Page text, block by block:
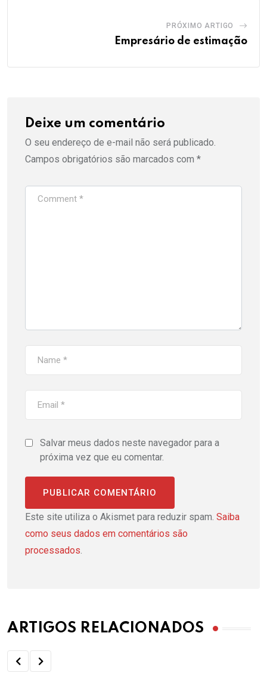
PRÓXIMO ARTIGO
Empresário de estimação
Deixe um comentário
O seu endereço de e-mail não será publicado.
Campos obrigatórios são marcados com *
Salvar meus dados neste navegador para a
próxima vez que eu comentar.
Este site utiliza o Akismet para reduzir spam. Saiba
como seus dados em comentários são
processados.
ARTIGOS RELACIONADOS